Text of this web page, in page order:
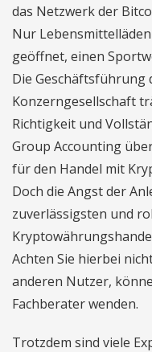
das Netzwerk der
Nur
geöffnet, einen
Die Geschäftsführung
Konzerngesellschaft
Richtigkeit und
Group Accounting
für den Handel mit
Doch die Angst der
zuverlässigsten und
Achten Sie hierbei
anderen Nutzer,
Fachberater wenden.
Trotzdem sind viele